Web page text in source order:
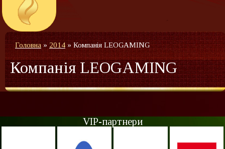
Головна» 2014 » Компанія LEOGAMING
Компанія LEOGAMING
VIP-партнери